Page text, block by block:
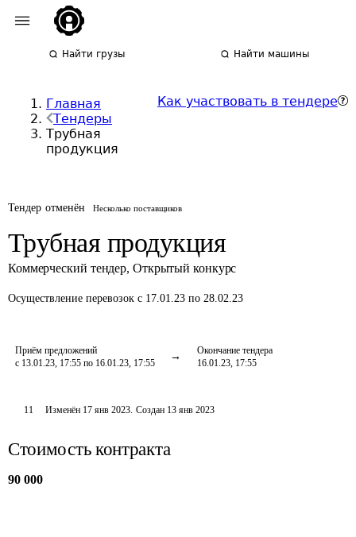
Найти грузы Найти машины
Главная
Тендеры
Трубная
продукция
Как участвовать в тендере
Тендер отменён Несколько поставщиков
Трубная продукция
Коммерческий тендер, Открытый конкурс
Осуществление перевозок с 17.01.23 по 28.02.23
Приём предложений
с 13.01.23, 17:55 по 16.01.23, 17:55
Окончание тендера
16.01.23, 17:55
11 Изменён 17 янв 2023. Создан 13 янв 2023
Стоимость контракта
90 000